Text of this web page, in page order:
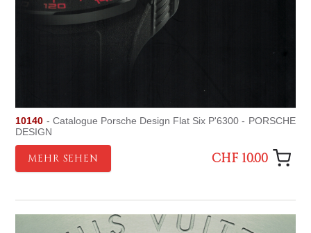
10140 - Catalogue Porsche Design Flat Six P'6300 - PORSCHE
DESIGN
MEHR SEHEN CHF 10.00